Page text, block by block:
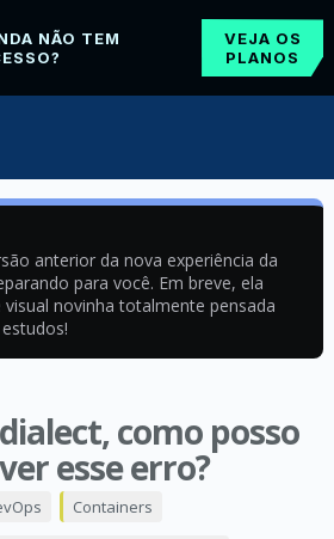
NÃO TEM
VEJA OS
PLANOS
anterior da nova experiência da
para você. Em breve, ela
visual novinha totalmente pensada
como posso
esse erro?
Containers